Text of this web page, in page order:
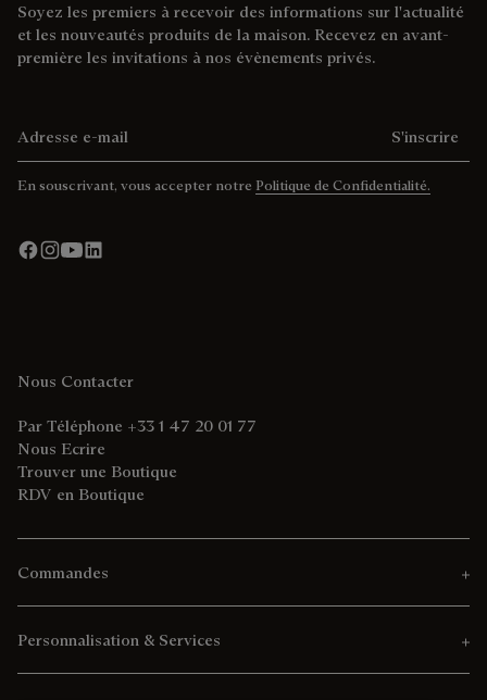
Soyez les premiers à recevoir des informations sur l'actualité
et les nouveautés produits de la maison. Recevez en avant-
première les invitations à nos évènements privés.
S'inscrire
En souscrivant, vous accepter notre Politique de Confidentialité.
Nous Contacter
Par Téléphone +33 1 47 20 01 77
Nous Ecrire
Trouver une Boutique
RDV en Boutique
Commandes
Personnalisation & Services